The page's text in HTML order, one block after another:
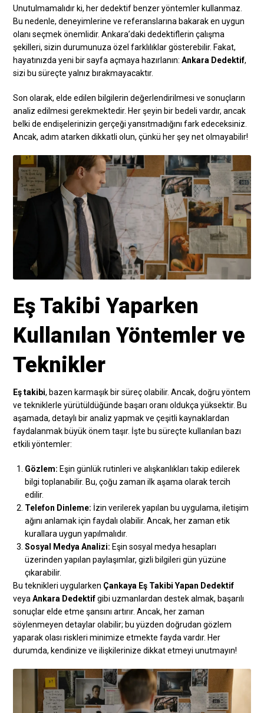
Unutulmamalıdır ki, her dedektif benzer yöntemler kullanmaz.
Bu nedenle, deneyimlerine ve referanslarına bakarak en uygun
olanı seçmek önemlidir. Ankara’daki dedektiflerin çalışma
şekilleri, sizin durumunuza özel farklılıklar gösterebilir. Fakat,
hayatınızda yeni bir sayfa açmaya hazırlanın:Ankara Dedektif,
sizi bu süreçte yalnız bırakmayacaktır.
Son olarak, elde edilen bilgilerin değerlendirilmesi ve sonuçların
analiz edilmesi gerekmektedir. Her şeyin bir bedeli vardır, ancak
belki de endişelerinizin gerçeği yansıtmadığını fark edeceksiniz.
Ancak, adım atarken dikkatli olun, çünkü her şey net olmayabilir!
Eş Takibi Yaparken
Kullanılan Yöntemler ve
Teknikler
Eş takibi, bazen karmaşık bir süreç olabilir. Ancak, doğru yöntem
ve tekniklerle yürütüldüğünde başarı oranı oldukça yüksektir. Bu
aşamada, detaylı bir analiz yapmak ve çeşitli kaynaklardan
faydalanmak büyük önem taşır. İşte bu süreçte kullanılan bazı
etkili yöntemler:
Gözlem: Eşin günlük rutinleri ve alışkanlıkları takip edilerek
bilgi toplanabilir. Bu, çoğu zaman ilk aşama olarak tercih
edilir.
Telefon Dinleme: İzin verilerek yapılan bu uygulama, iletişim
ağını anlamak için faydalı olabilir. Ancak, her zaman etik
kurallara uygun yapılmalıdır.
Sosyal Medya Analizi: Eşin sosyal medya hesapları
üzerinden yapılan paylaşımlar, gizli bilgileri gün yüzüne
çıkarabilir.
Bu teknikleri uygularken Çankaya Eş Takibi Yapan Dedektif
veyaAnkara Dedektifgibi uzmanlardan destek almak, başarılı
sonuçlar elde etme şansını artırır. Ancak, her zaman
söylenmeyen detaylar olabilir; bu yüzden doğrudan gözlem
yaparak olası riskleri minimize etmekte fayda vardır. Her
durumda, kendinize ve ilişkilerinize dikkat etmeyi unutmayın!